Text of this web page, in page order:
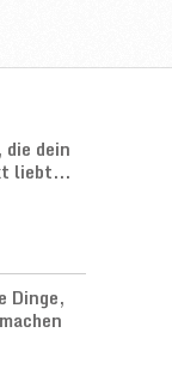
dein
liebt...
Dinge,